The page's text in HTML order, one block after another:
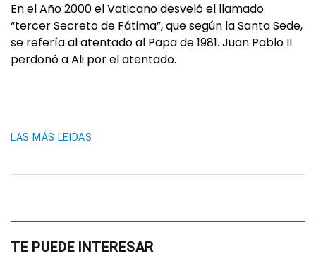
En el Año 2000 el Vaticano desveló el llamado
“tercer Secreto de Fátima”, que según la Santa Sede,
se refería al atentado al Papa de 1981. Juan Pablo II
perdonó a Ali por el atentado.
LAS MÁS LEIDAS
TE PUEDE INTERESAR